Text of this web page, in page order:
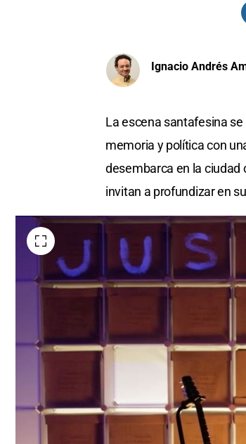
Ignacio Andrés
La escena santafesina
memoria y política con
desembarca en la ciudad
invitan a profundizar en